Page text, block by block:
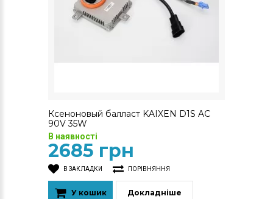
Ксеноновый балласт KAIXEN D1S AC
90V 35W
В наявності
2685 грн
В ЗАКЛАДКИ ПОРІВНЯННЯ
У кошик Докладніше